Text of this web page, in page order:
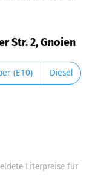
Str. 2, Gnoien
(E10) Diesel
Literpreise für